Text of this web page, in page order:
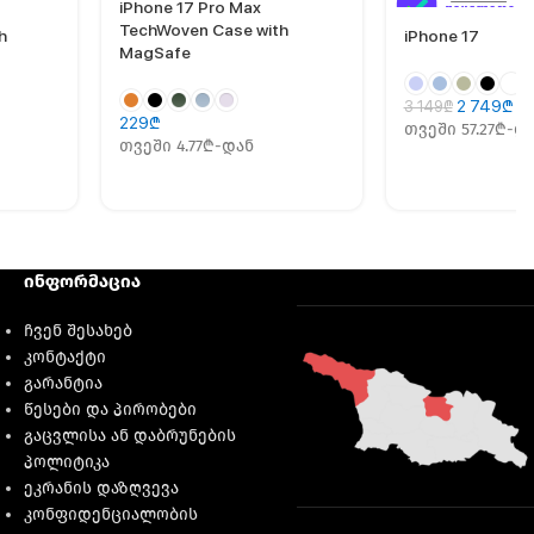
iPhone 17 Pro Max
TechWoven Case with
MagSafe
229₾
თვეში 4.77₾-დან
iPhone 17
3 149₾ 2 749₾
თვეში 57.27₾-
ინფორმაცია
ჩვენ შესახებ
კონტაქტი
გარანტია
წესები და პირობები
გაცვლისა ან დაბრუნების
პოლიტიკა
ეკრანის დაზღვევა
კონფიდენციალობის